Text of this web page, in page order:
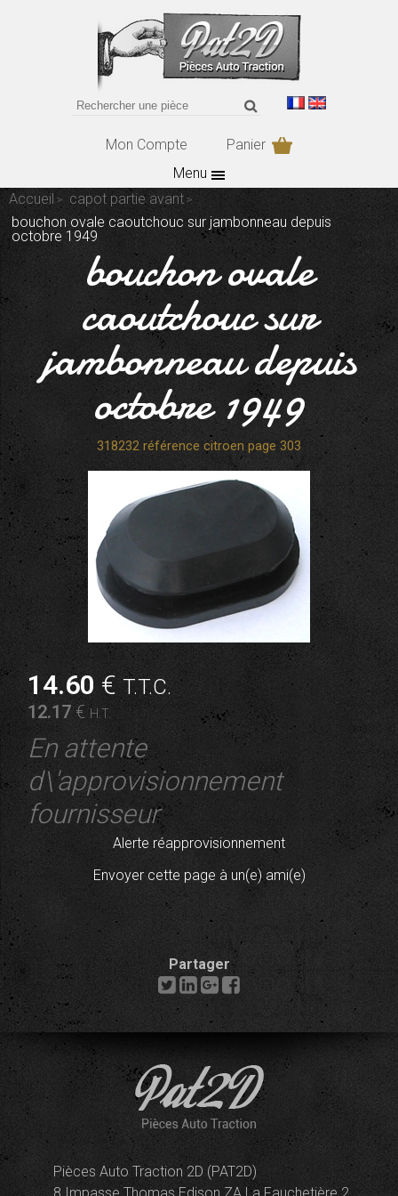
Mon Compte
Panier
Menu
Accueil
capot partie avant
bouchon ovale caoutchouc sur jambonneau depuis
octobre 1949
bouchon ovale
caoutchouc sur
jambonneau depuis
octobre 1949
318232 référence citroen page 303
14.60 €T.T.C.
12.17 €H.T.
En attente
d\'approvisionnement
fournisseur
Alerte réapprovisionnement
Envoyer cette page à un(e) ami(e)
Partager
Pièces Auto Traction 2D (PAT2D)